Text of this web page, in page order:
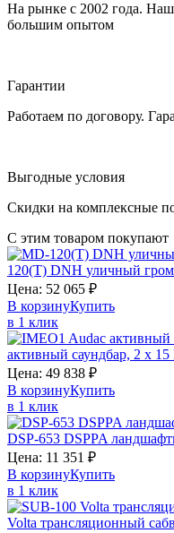
На рынке с 2002 года.
большим опытом
Гарантии
Работаем по договору.
Выгодные условия
Скидки на комплексные
С этим товаром покупают
120(T) DNH уличный
Цена: 52 065 ₽
В корзинуКупить
в 1 клик
активный саундбар, 2 х 15
Цена: 49 838 ₽
В корзинуКупить
в 1 клик
DSP-653 DSPPA
Цена: 11 351 ₽
В корзинуКупить
в 1 клик
Volta трансляционный